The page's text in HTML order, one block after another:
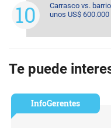
Carrasco vs.
unos US$
Te puede
InfoGerentes